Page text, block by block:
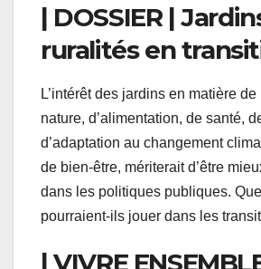
| DOSSIER |
ruralités en
L’intérêt des jardins en matière
nature, d’alimentation, de santé,
d’adaptation au changement
de bien-être, mériterait d’être
dans les politiques publiques.
pourraient-ils jouer dans les